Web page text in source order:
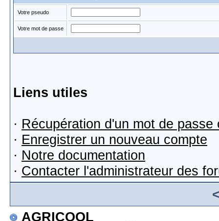
Votre pseudo
Votre mot de passe
Liens utiles
· Récupération d'un mot de passe
· Enregistrer un nouveau compte
· Notre documentation
· Contacter l'administrateur des
AGRICOOL